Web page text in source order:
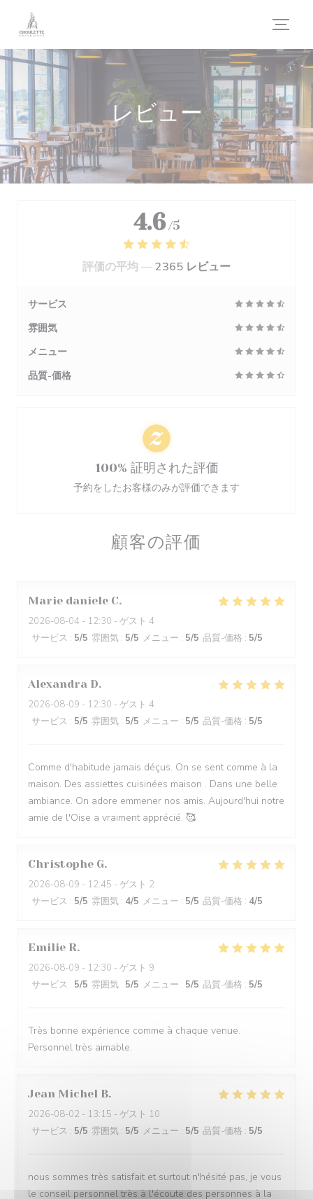
クッキー利用の管理について
レビュー
顧客の評価
Marie daniele C
2026-08-04 - 12:30 - ゲスト 4
サービス : 5/5 雰囲気 : 5/5 メニュー : 5/5 品質-価格 : 5/5
Alexandra D
2026-08-09 - 12:30 - ゲスト 4
サービス : 5/5 雰囲気 : 5/5 メニュー : 5/5 品質-価格 : 5/5
Comme d'habitude jamais déçus. On se sent comme à la
maison. Des assiettes cuisinées maison . Dans une belle
ambiance. On adore emmener nos amis. Aujourd'hui notre
amie de l'Oise a vraiment apprécié. 🥰
Christophe G
2026-08-09 - 12:45 - ゲスト 2
サービス : 5/5 雰囲気 : 4/5 メニュー : 5/5 品質-価格 : 4/5
Emilie R
2026-08-09 - 12:30 - ゲスト 9
サービス : 5/5 雰囲気 : 5/5 メニュー : 5/5 品質-価格 : 5/5
Très bonne expérience comme à chaque venue.
Personnel très aimable.
Jean Michel B
2026-08-02 - 13:15 - ゲスト 10
サービス : 5/5 雰囲気 : 5/5 メニュー : 5/5 品質-価格 : 5/5
nous sommes très satisfait et surtout n'hésité pas, je vous
le conseil personnel très à l'écoute des personnes à la
4.6 /5
評価の平均 —2365 レビュー
サービス
雰囲気
メニュー
品質-価格
100% 証明された評価
予約をしたお客様のみが評価できます